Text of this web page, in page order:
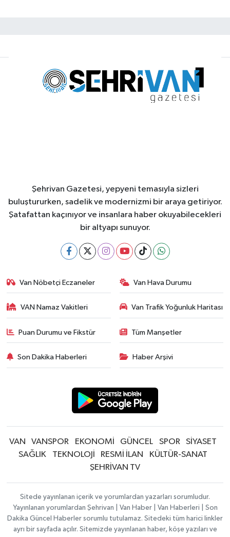
Şehrivan Gazetesi, yepyeni temasıyla sizleri
buluştururken, sadelik ve modernizmi bir araya getiriyor.
Şatafattan kaçınıyor ve insanlara haber okuyabilecekleri
bir altyapı sunuyor.
Van Nöbetçi Eczaneler Van Hava Durumu
VAN Namaz Vakitleri Van Trafik Yoğunluk Haritası
Puan Durumu ve Fikstür Tüm Manşetler
Son Dakika Haberleri Haber Arşivi
VAN VANSPOR EKONOMİ GÜNCEL SPOR
SİYASET
SAĞLIK
TEKNOLOJİ RESMİ İLAN
KÜLTÜR-SANAT
ŞEHRİVAN TV
Sitede yayınlanan içerik ve yorumlardan yazarları sorumludur.
Yayınlanan yorumlardan Şehrivan | Van Haber | Van Haberleri | Son
Dakika Güncel Haberler sorumlu tutulamaz. Sitedeki tüm harici linkler
ayrı bir sayfada açılır. Sitemizde yayınlanan haber, köşe yazıları ve